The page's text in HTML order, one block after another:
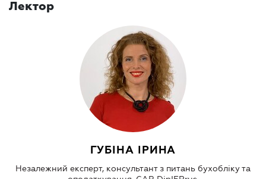
Лектор
ГУБІНА ІРИНА
Незалежний експерт, консультант з питань бухобліку та